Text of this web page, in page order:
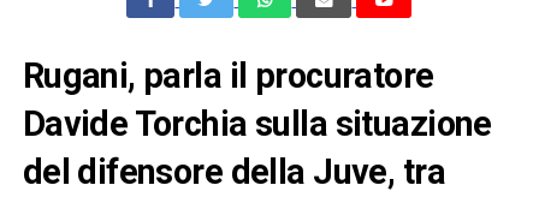
Rugani, parla il procuratore
Davide Torchia sulla situazione
del difensore della Juve, tra